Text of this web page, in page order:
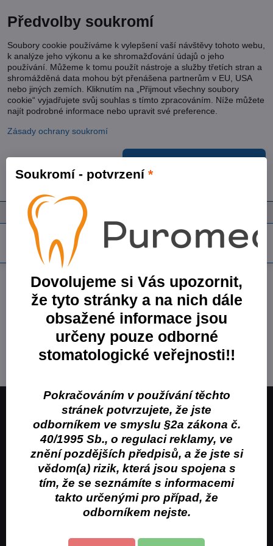
Producent
Ditramax
Obchodní značka Puromedix, s.r.o. je distributorem
stomatologických potřeb.
Kontakt
Obchodní podmínky
Kontakty pro objednávku
Předvolby soukromí
Soubory cookie používáme k vylepšení vaší návštěvy tohoto webu,
k analýze jeho výkonu a ke shromažďování údajů o jeho
používání. Můžeme k tomu použít nástroje a služby třetích stran a
shromážděná data mohou být přenášena partnerům v EU, USA
nebo jiných zemích. Kliknutím na „Přijmout všechny soubory
cookie“ vyjadřujete svůj souhlas s tímto zpracováním. Níže můžete
najít podrobné informace nebo upravit své preference.
Zásady ochrany soukromí
Soukromí - potvrzení *
Dovolujeme si Vás upozornit,
že tyto stránky a na nich dále
obsažené informace jsou
určeny pouze odborné
stomatologické veřejnosti!!
Pokračováním v používání těchto
stránek potvrzujete, že jste
odborníkem ve smyslu §2a zákona č.
40/1995 Sb., o regulaci reklamy, ve
znění pozdějších předpisů, a že jste si
vědom(a) rizik, která jsou spojena s
tím, že se seznámíte s informacemi
takto určenými pro případ, že
odborníkem nejste.